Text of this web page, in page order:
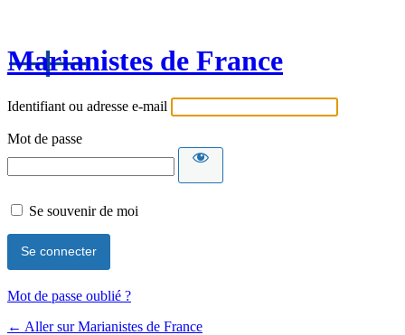
Marianistes de France
Identifiant ou adresse e-mail
Mot de passe
Se souvenir de moi
Mot de passe oublié ?
← Aller sur Marianistes de France